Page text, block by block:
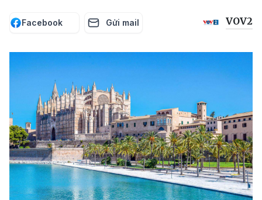
Facebook Gửi mail VOV2